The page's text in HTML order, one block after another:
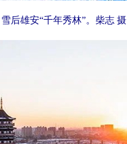
雪后雄安“千年秀林”。柴志 摄